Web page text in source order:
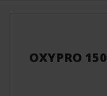
OXYPRO 150